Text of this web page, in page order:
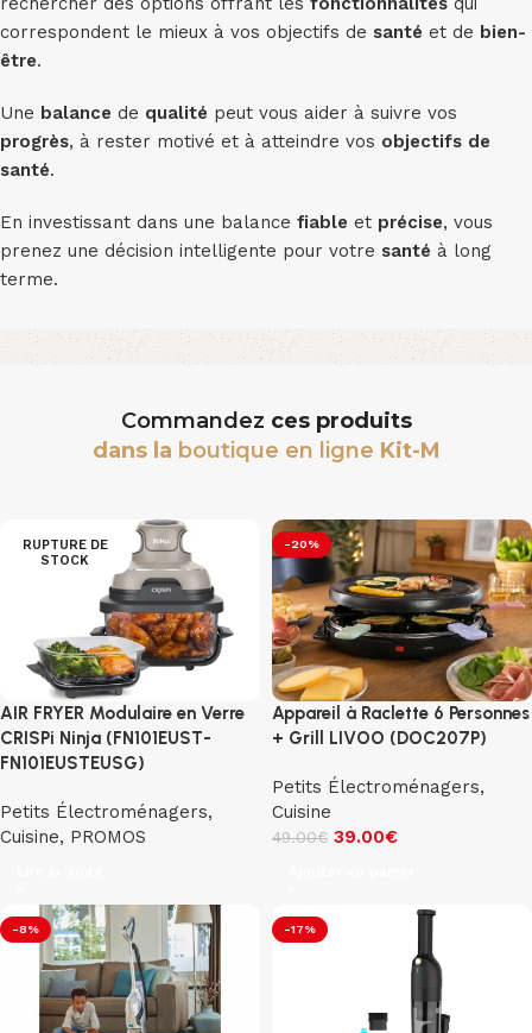
correspondent le mieux à vos objectifs de santé et de bien-
être.
Une balance de qualité peut vous aider à suivre vos
progrès, à rester motivé et à atteindre vos objectifs de
santé.
En investissant dans une balance fiable et précise, vous
prenez une décision intelligente pour votre santé à long
terme.
Commandez ces produits
dans la boutique en ligne Kit-M
RUPTURE DE
STOCK
AIR FRYER Modulaire en Verre
CRISPi Ninja (FN101EUST-
FN101EUSTEUSG)
Petits Électroménagers,
Cuisine, PROMOS
-20%
Appareil à Raclette 6 Personnes
+ Grill LIVOO (DOC207P)
Petits Électroménagers,
Cuisine
49.00€ 39.00€
-8% -17%